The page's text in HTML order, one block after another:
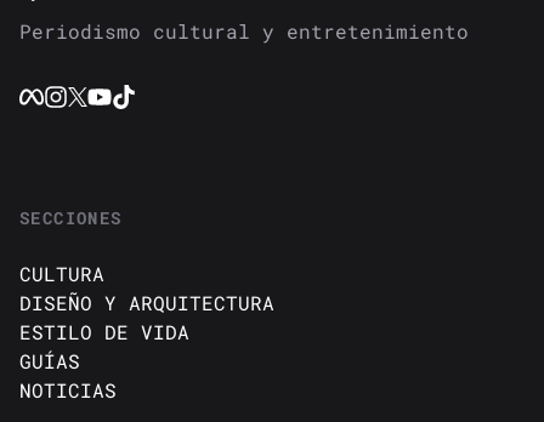
Periodismo cultural y entretenimiento
SECCIONES
CULTURA
DISEÑO Y ARQUITECTURA
ESTILO DE VIDA
GUÍAS
NOTICIAS